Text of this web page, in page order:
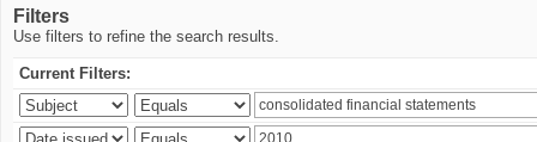
Filters
Use filters to refine the search results.
Current Filters: